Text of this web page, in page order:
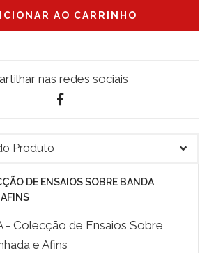
nas redes sociais
Produto
DE ENSAIOS SOBRE BANDA
AFINS
- Colecção de Ensaios Sobre
e Afins